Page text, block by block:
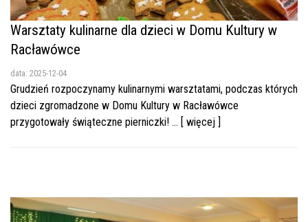
Warsztaty kulinarne dla dzieci w Domu Kultury w
Racławówce
data: 2025-12-04
Grudzień rozpoczynamy kulinarnymi warsztatami, podczas których
dzieci zgromadzone w Domu Kultury w Racławówce
przygotowały świąteczne pierniczki! ... [ więcej ]